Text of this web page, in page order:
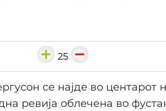
25
се најде во центарот
ревија облечена во